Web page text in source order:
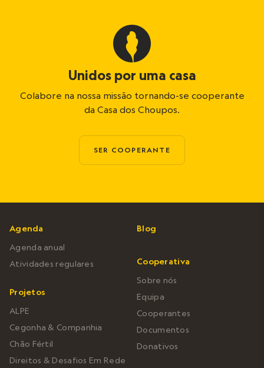
Unidos por uma casa
Colabore na nossa missão tornando-se cooperante
da Casa dos Choupos.
SER COOPERANTE
Agenda
Agenda anual
Atividades regulares
Projetos
ALPE
Cegonha & Companhia
Chão Fértil
Direitos & Desafios Em Rede
Blog
Cooperativa
Sobre nós
Equipa
Cooperantes
Documentos
Donativos